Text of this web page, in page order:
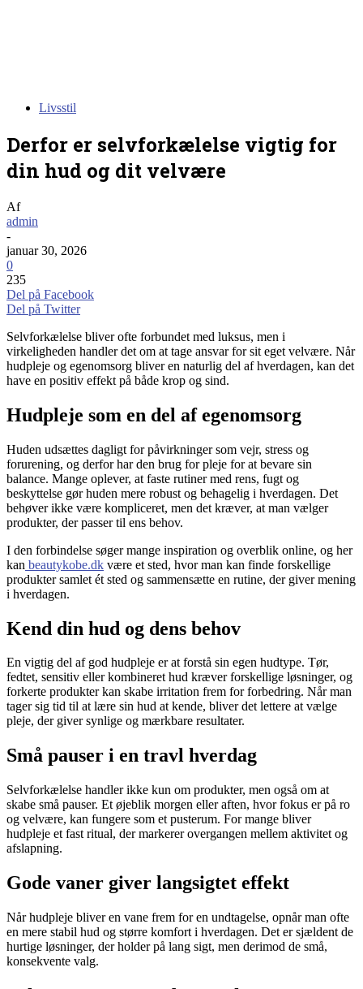
Livsstil
Derfor er selvforkælelse vigtig for
din hud og dit velvære
Af
admin
-
januar 30, 2026
0
235
Del på Facebook
Del på Twitter
Selvforkælelse bliver ofte forbundet med luksus, men i
virkeligheden handler det om at tage ansvar for sit eget velvære. Når
hudpleje og egenomsorg bliver en naturlig del af hverdagen, kan det
have en positiv effekt på både krop og sind.
Hudpleje som en del af egenomsorg
Huden udsættes dagligt for påvirkninger som vejr, stress og
forurening, og derfor har den brug for pleje for at bevare sin
balance. Mange oplever, at faste rutiner med rens, fugt og
beskyttelse gør huden mere robust og behagelig i hverdagen. Det
behøver ikke være kompliceret, men det kræver, at man vælger
produkter, der passer til ens behov.
I den forbindelse søger mange inspiration og overblik online, og her
kan beautykobe.dk være et sted, hvor man kan finde forskellige
produkter samlet ét sted og sammensætte en rutine, der giver mening
i hverdagen.
Kend din hud og dens behov
En vigtig del af god hudpleje er at forstå sin egen hudtype. Tør,
fedtet, sensitiv eller kombineret hud kræver forskellige løsninger, og
forkerte produkter kan skabe irritation frem for forbedring. Når man
tager sig tid til at lære sin hud at kende, bliver det lettere at vælge
pleje, der giver synlige og mærkbare resultater.
Små pauser i en travl hverdag
Selvforkælelse handler ikke kun om produkter, men også om at
skabe små pauser. Et øjeblik morgen eller aften, hvor fokus er på ro
og velvære, kan fungere som et pusterum. For mange bliver
hudpleje et fast ritual, der markerer overgangen mellem aktivitet og
afslapning.
Gode vaner giver langsigtet effekt
Når hudpleje bliver en vane frem for en undtagelse, opnår man ofte
en mere stabil hud og større komfort i hverdagen. Det er sjældent de
hurtige løsninger, der holder på lang sigt, men derimod de små,
konsekvente valg.